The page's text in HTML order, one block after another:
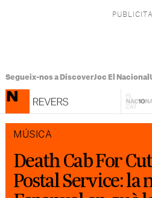
Segueix-nos a DiscoverJoc El Nacional
MÚSICA
Death Cab For
Postal Service: la